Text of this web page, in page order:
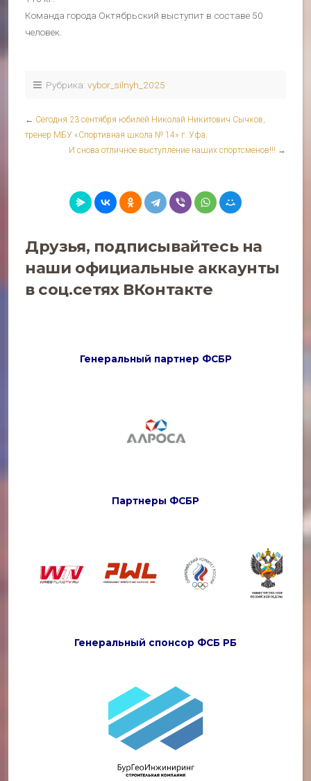
Команда города Октябрьский выступит в составе 50
человек.
Рубрика: vybor_silnyh_2025
← Сегодня 23 сентября юбилей Николай Никитович Сычков,
тренер МБУ «Спортивная школа № 14» г. Уфа.
И снова отличное выступление наших спортсменов!!! →
Друзья, подписывайтесь на
наши официальные аккаунты
в соц.сетях ВКонтакте
Генеральный партнер ФСБР
Партнеры ФСБР
Генеральный спонсор ФСБ РБ